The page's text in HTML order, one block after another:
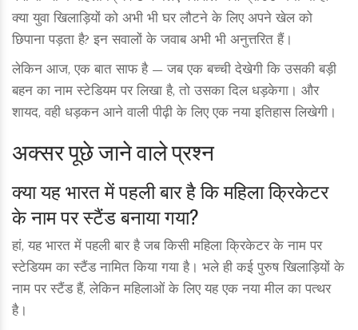
क्या युवा खिलाड़ियों को अभी भी घर लौटने के लिए अपने खेल को
छिपाना पड़ता है? इन सवालों के जवाब अभी भी अनुत्तरित हैं।
लेकिन आज, एक बात साफ है — जब एक बच्ची देखेगी कि उसकी बड़ी
बहन का नाम स्टेडियम पर लिखा है, तो उसका दिल धड़केगा। और
शायद, वही धड़कन आने वाली पीढ़ी के लिए एक नया इतिहास लिखेगी।
अक्सर पूछे जाने वाले प्रश्न
क्या यह भारत में पहली बार है कि महिला क्रिकेटर
के नाम पर स्टैंड बनाया गया?
हां, यह भारत में पहली बार है जब किसी महिला क्रिकेटर के नाम पर
स्टेडियम का स्टैंड नामित किया गया है। भले ही कई पुरुष खिलाड़ियों के
नाम पर स्टैंड हैं, लेकिन महिलाओं के लिए यह एक नया मील का पत्थर
है।